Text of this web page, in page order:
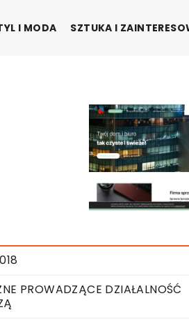
I MODA SZTUKA I
PROWADZĄCE DZIAŁALNOŚĆ